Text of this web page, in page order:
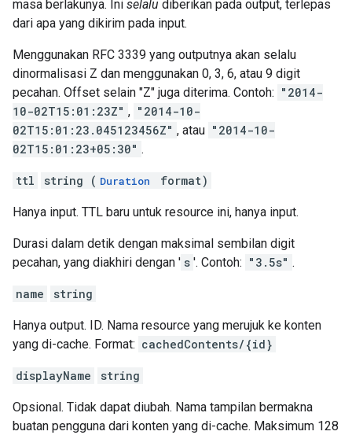
masa berlakunya. Ini selalu diberikan pada output, terlepas
dari apa yang dikirim pada input.
Menggunakan RFC 3339 yang outputnya akan selalu
dinormalisasi Z dan menggunakan 0, 3, 6, atau 9 digit
pecahan. Offset selain "Z" juga diterima. Contoh: "2014-
10-02T15:01:23Z" , "2014-10-
02T15:01:23.045123456Z" , atau "2014-10-
02T15:01:23+05:30" .
ttl string ( Duration format)
Hanya input. TTL baru untuk resource ini, hanya input.
Durasi dalam detik dengan maksimal sembilan digit
pecahan, yang diakhiri dengan ' s '. Contoh: "3.5s" .
name string
Hanya output. ID. Nama resource yang merujuk ke konten
yang di-cache. Format: cachedContents/{id}
displayName string
Opsional. Tidak dapat diubah. Nama tampilan bermakna
buatan pengguna dari konten yang di-cache. Maksimum 128